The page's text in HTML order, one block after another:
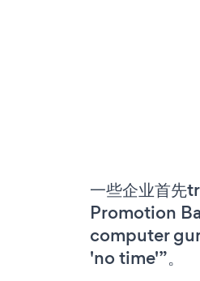
一些企业首先
Promotion
computer
'no time'”。